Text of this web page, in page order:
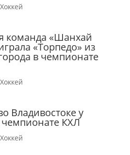
Хоккей
команда «Шанхай
«Торпедо» из
в чемпионате
Хоккей
Владивостоке у
КХЛ
Хоккей